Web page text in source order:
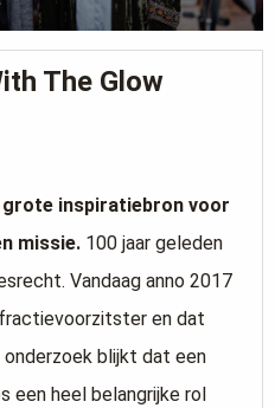
The Glow
grote inspiratiebron voor
missie. 100 jaar geleden
Vandaag anno 2017
en dat
onderzoek blijkt dat een
een heel belangrijke rol